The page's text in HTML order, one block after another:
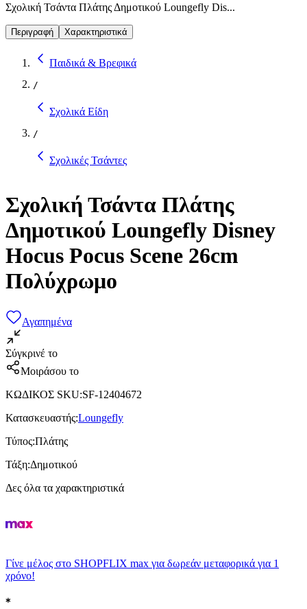
Σχολική Τσάντα Πλάτης Δημοτικού Loungefly Dis...
Περιγραφή Χαρακτηριστικά
Παιδικά & Βρεφικά
/
Σχολικά Είδη
/
Σχολικές Τσάντες
Σχολική Τσάντα Πλάτης
Δημοτικού Loungefly Disney
Hocus Pocus Scene 26cm
Πολύχρωμο
Αγαπημένα
Σύγκρινέ το
Μοιράσου το
ΚΩΔΙΚΟΣ SKU:SF-12404672
Κατασκευαστής:Loungefly
Τύπος:Πλάτης
Τάξη:Δημοτικού
Δες όλα τα χαρακτηριστικά
Γίνε μέλος στο SHOPFLIX max για δωρεάν μεταφορικά για 1
χρόνο!